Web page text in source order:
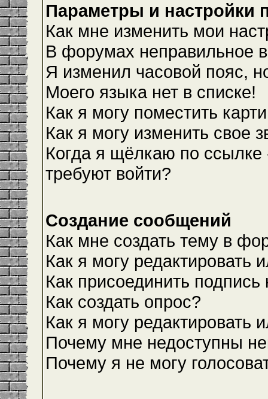
Параметры и настройки
Как мне изменить мои
В форумах неправильное
Я изменил часовой пояс,
Моего языка нет в списке!
Как я могу поместить
Как я могу изменить свое
Когда я щёлкаю по ссылке
требуют войти?
Создание сообщений
Как мне создать тему в
Как я могу редактировать
Как присоединить
Как создать опрос?
Как я могу редактировать
Почему мне недоступны
Почему я не могу